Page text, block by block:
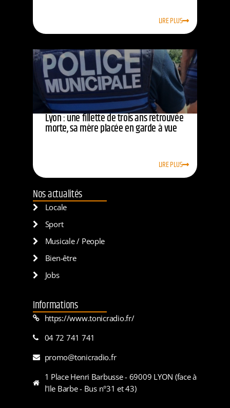
LIRE PLUS
Lyon : une fillette de trois ans retrouvée
morte, sa mère placée en garde à vue
LIRE PLUS
Nos actualités
Locale
Sport
Musicale / People
Bien-être
Jobs
Informations
https://www.tonicradio.fr/
04 72 741 741
promo@tonicradio.fr
1 Place Henri Barbusse - 69009 LYON (face à
l'Ile Barbe - Bus n°31 et 43)